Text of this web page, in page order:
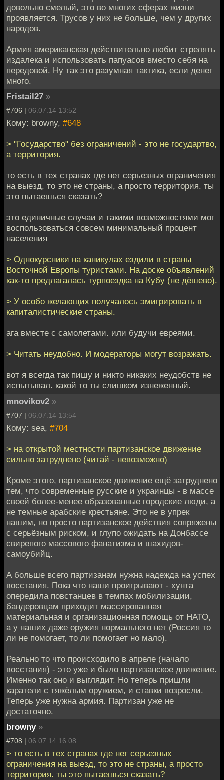
довольно смелый, это во многих сферах жизни
проявляется. Трусов у них не больше, чем у других
народов.
Армия американская действительно любит стрелять
издалека и использовать папуасов вместо себя на
передовой. Ну так это разумная тактика, если денег
много.
Fristail27 »
#706 | 06.07.14 13:52
Кому: browny, #648
> "Государство" без ограничений - это не государтво,
а территория.
то есть в тех странах где нет серьезных ограничения
на выезд, то это не страны, а просто территория. ты
это пытаешься сказать?
это единичные случаи и такими возможностями мог
воспользоваться совсем минимальный процент
населения
> Однокурсники на каникулах ездили в страны
Восточной Европы туристами. На доске объявлений
как-то предлагалась турпоездка на Кубу (не дёшево).
> У особо желающих получалось эмигрировать в
капиталистические страны.
ага вместе с самолетами. или будучи евреями.
> Читать неудобно. И модераторы могут возражать.
вот я всегда так пишу и никто никаких неудобств не
испытывал. какой то ты слишком изнеженный.
mnovikov2 »
#707 | 06.07.14 13:54
Кому: sea, #704
> на открытой местности партизанское движение
сильно затруднено (читай - невозможно)
Кроме этого, партизанское движение ещё затруднено
тем, что современные русские и украинцы - в массе
своей более-менее образованные городские люди, а
не темные арабские крестьяне. Это не в упрек
нашим, но просто партизанское действия сопряжены
с серьёзным риском, и глупо ожидать на Донбассе
свирепого массового фанатизма и шахидов-
самоубийц.
А больше всего партизанам нужна надежда на успех
восстания. Пока что наши проигрывают - хунта
опередила повстанцев в темпах мобилизации,
бандеровцам приходит массированная
материальная и организационная помощь от НАТО,
а у наших даже оружия нормального нет (Россия то
ли не помогает, то ли помогает но мало).
Реально то что происходило в апреле (начало
восстания) - это уже и было партизанское движение.
Именно так оно и выглядит. Но теперь пришли
каратели с тяжёлым оружием, и ставки возросли.
Теперь уже нужна армия. Партизан уже не
достаточно.
browny »
#708 | 06.07.14 16:08
> то есть в тех странах где нет серьезных
ограничения на выезд, то это не страны, а просто
территория. ты это пытаешься сказать?